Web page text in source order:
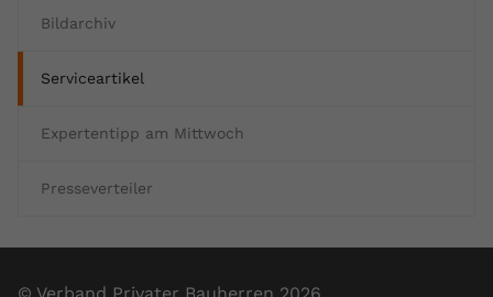
Bildarchiv
Serviceartikel
Expertentipp am Mittwoch
Presseverteiler